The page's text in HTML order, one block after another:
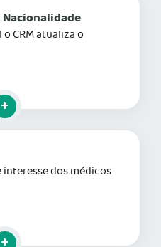
Nacionalidade
CRM atualiza o
para mais informações
dos médicos
para mais informações